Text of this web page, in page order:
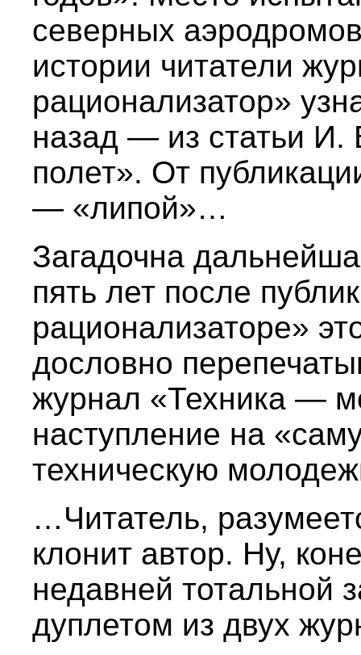
северных
истории читатели
рационализатор»
назад — из статьи
полет». От
— «липой»…
Загадочна
пять лет после
рационализаторе»
дословно
журнал «Техника —
наступление на
техническую
…Читатель,
клонит автор. Ну,
недавней тотальной
дуплетом из двух